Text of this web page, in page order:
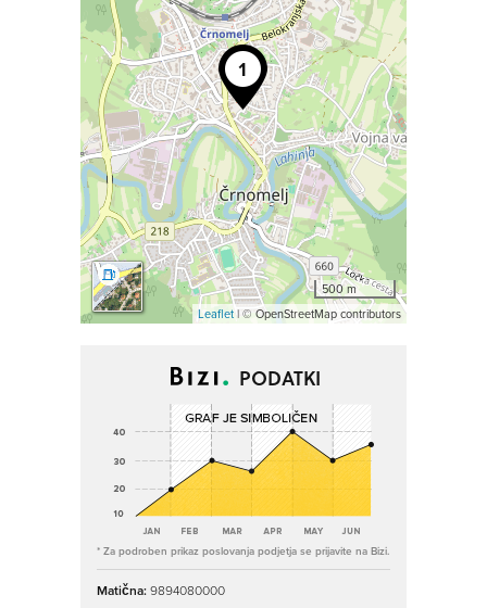
500 m
Leaflet| © OpenStreetMap contributors
PODATKI
* Za podroben prikaz poslovanja podjetja se prijavite na Bizi.
Matična:9894080000